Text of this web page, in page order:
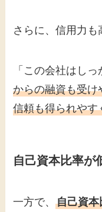
さらに、信用力も
「この会社はし
からの融資も受
信頼も得られやす
自己資本比率が
一方で、自己資